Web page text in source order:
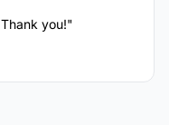
you!"